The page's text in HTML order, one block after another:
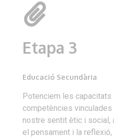
Etapa 3
Educació Secundària
Potenciem les capacitats
competències vinculades
nostre sentit ètic i social,
el pensament i la